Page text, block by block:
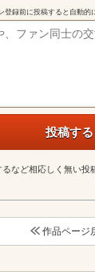
登録前に投稿すると自動的
など相応しく無い投
作品ページ